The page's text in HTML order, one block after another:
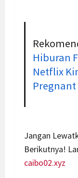
Hiburan
Netflix
Pregnant
Jangan
Berikutnya!
caibo02.xyz